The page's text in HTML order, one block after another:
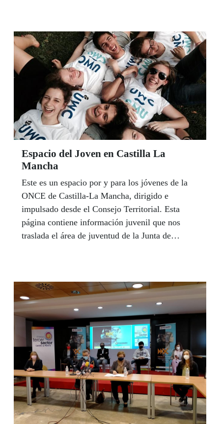
Elena Rodríguez Fernández y su equipo de
colaboradores en los centros de la ONCE, ¡están
a tu disposición! Puedes hacerlo por correo
electrónico
referentemayorcastillalamancha@once.es o por
Teléfono 667154008.
Espacio del Joven en Castilla La
Mancha
Este es un espacio por y para los jóvenes de la
ONCE de Castilla-La Mancha, dirigido e
impulsado desde el Consejo Territorial. Esta
página contiene información juvenil que nos
traslada el área de juventud de la Junta de
nuevo equipo de colaboradores en los centros de
la ONCE de la región, está pendiente de todas
las necesidades, quejas y sugerencias de los
jóvenes afiliados. Puedes contactar con él en el
teléfono 925285571 - 667133210, o en el correo
electrónico referentejovencastmancha@once.es